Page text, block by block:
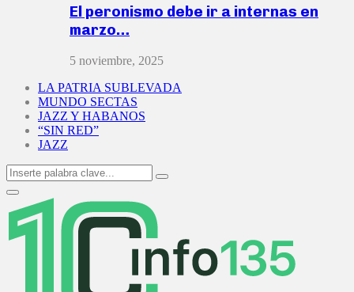
El peronismo debe ir a internas en
marzo…
5 noviembre, 2025
LA PATRIA SUBLEVADA
MUNDO SECTAS
JAZZ Y HABANOS
“SIN RED”
JAZZ
Search
for:
Search
Primary
Menu